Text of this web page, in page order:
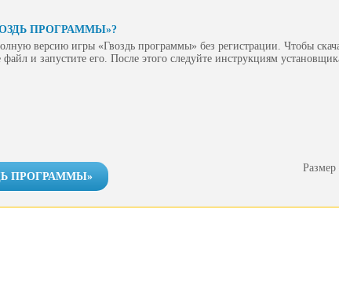
ПРОГРАММЫ»?
версию игры «Гвоздь программы» без регистрации. Чтобы
и запустите его. После этого следуйте инструкциям
ПРОГРАММЫ»